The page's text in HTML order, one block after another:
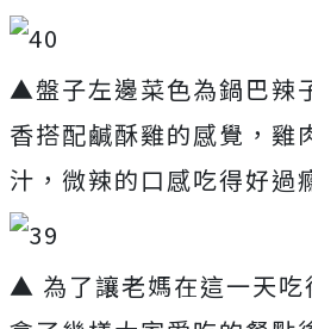
▲盤子左邊菜色為鍋巴辣
香搭配鹹酥雞的感覺，雞
汁，微辣的口感吃得好過
▲ 為了讓老媽在這一天吃